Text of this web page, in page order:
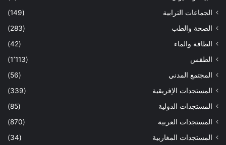
الجماعات الترابية
(149)
الصحة والطب
(283)
الطاقة والماء
(42)
الطقس
(1٬113)
المجتمع المدني
(56)
المستجدات الإفريقية
(339)
المستجدات الدولية
(85)
المستجدات العربية
(870)
المستجدات المغاربية
(34)